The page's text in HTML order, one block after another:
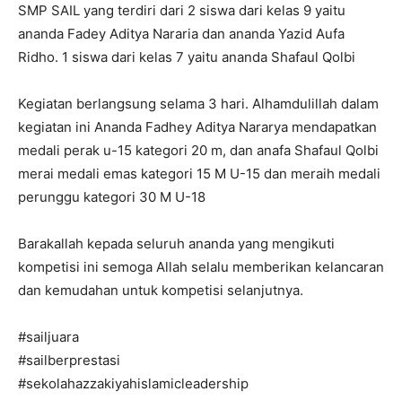
SMP SAIL yang terdiri dari 2 siswa dari kelas 9 yaitu
ananda Fadey Aditya Nararia dan ananda Yazid Aufa
Ridho. 1 siswa dari kelas 7 yaitu ananda Shafaul Qolbi
Kegiatan berlangsung selama 3 hari. Alhamdulillah dalam
kegiatan ini Ananda Fadhey Aditya Nararya mendapatkan
medali perak u-15 kategori 20 m, dan anafa Shafaul Qolbi
merai medali emas kategori 15 M U-15 dan meraih medali
perunggu kategori 30 M U-18
Barakallah kepada seluruh ananda yang mengikuti
kompetisi ini semoga Allah selalu memberikan kelancaran
dan kemudahan untuk kompetisi selanjutnya.
#sailjuara
#sailberprestasi
#sekolahazzakiyahislamicleadership